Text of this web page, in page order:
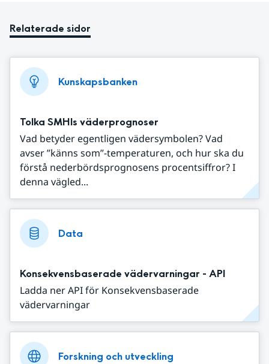
Relaterade sidor
Kunskapsbanken
Tolka SMHIs väderprognoser
Vad betyder egentligen vädersymbolen? Vad
avser ”känns som”-temperaturen, och hur ska du
förstå nederbördsprognosens procentsiffror? I
denna vägled...
Data
Konsekvensbaserade vädervarningar - API
Ladda ner API för Konsekvensbaserade
vädervarningar
Forskning och utveckling